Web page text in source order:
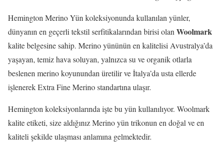
Hemington Merino Yün koleksiyonunda kullanılan yünler,
dünyanın en geçerli tekstil serfitikalarından birisi olanWoolmark
kalite belgesine sahip. Merino yününün en kalitelisi Avustralya’da
yaşayan, temiz hava soluyan, yalnızca su ve organik otlarla
beslenen merino koyunundan üretilir ve İtalya’da usta ellerde
işlenerek Extra Fine Merino standartına ulaşır.
Hemington koleksiyonlarında işte bu yün kullanılıyor. Woolmark
kalite etiketi, size aldığınız Merino yün trikonun en doğal ve en
kaliteli şekilde ulaşması anlamına gelmektedir.